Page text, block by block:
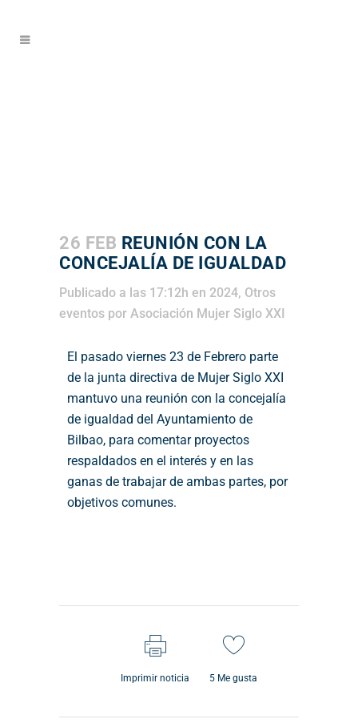
26 FEB REUNIÓN CON LA
CONCEJALÍA DE IGUALDAD
Publicado a las 17:12h en 2024, Otros
eventos por Asociación Mujer Siglo XXI
El pasado viernes 23 de Febrero parte
de la junta directiva de Mujer Siglo XXI
mantuvo una reunión con la concejalía
de igualdad del Ayuntamiento de
Bilbao, para comentar proyectos
respaldados en el interés y en las
ganas de trabajar de ambas partes, por
objetivos comunes.
Imprimir noticia 5 Me gusta